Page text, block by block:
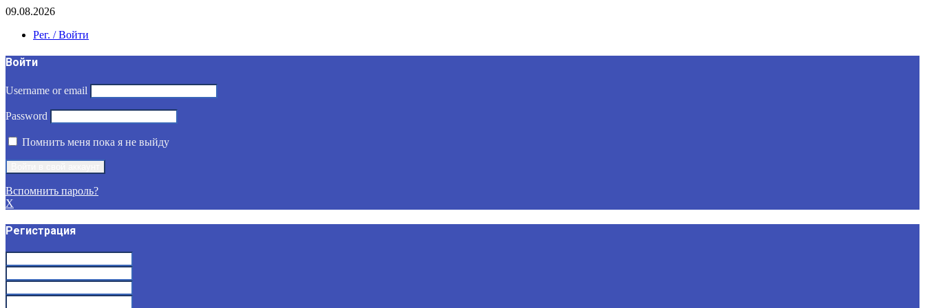
09.08.2026
Рег. / Войти
Войти
Username or email
Password
Помнить меня пока я не выйду
Вспомнить пароль?
X
Регистрация